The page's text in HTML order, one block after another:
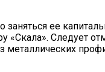
ее
Следует